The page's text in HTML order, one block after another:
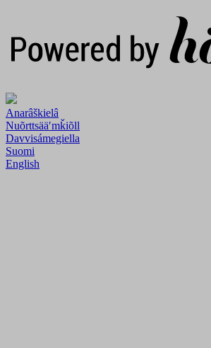
Anarâškielâ
Nuõrttsääʹmǩiõll
Davvisámegiella
Suomi
English